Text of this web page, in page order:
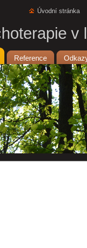
Úvodní stránka
v
Reference